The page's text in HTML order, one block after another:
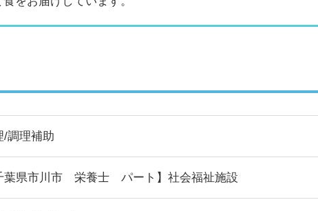
/調理補助
葉県市川市 栄養士 パート】社会福祉施設